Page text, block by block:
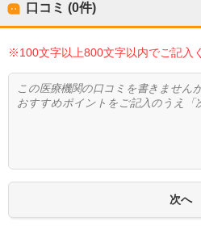
口コミ (0件)
※100文字以上800文字以内でご記入